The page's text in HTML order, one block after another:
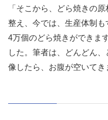
「そこから、どら焼きの
整え、今では、生産体制
4万個のどら焼きができま
した。筆者は、どんどん
像したら、お腹が空いてき